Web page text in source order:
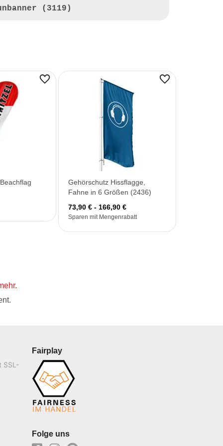
(3119)
Gehörschutz Hissflagge,
Fahne in 6 Größen (2436)
73,90 € - 166,90 €
Sparen mit Mengenrabatt
SSL-
Fairplay
Folge uns